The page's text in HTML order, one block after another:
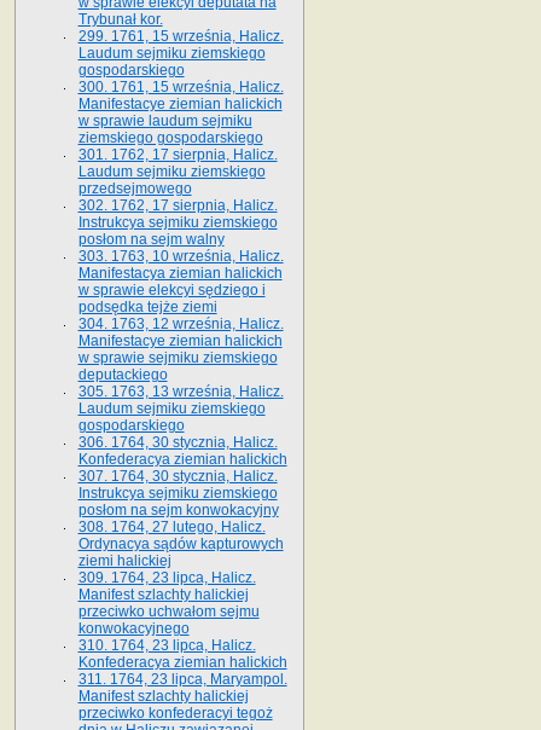
Trybunał kor.
299. 1761, 15 września, Halicz.
Laudum sejmiku ziemskiego
gospodarskiego
300. 1761, 15 września, Halicz.
Manifestacye ziemian halickich
w sprawie laudum sejmiku
ziemskiego gospodarskiego
301. 1762, 17 sierpnia, Halicz.
Laudum sejmiku ziemskiego
przedsejmowego
302. 1762, 17 sierpnia, Halicz.
Instrukcya sejmiku ziemskiego
posłom na sejm walny
303. 1763, 10 września, Halicz.
Manifestacya ziemian halickich
w sprawie elekcyi sędziego i
podsędka tejże ziemi
304. 1763, 12 września, Halicz.
Manifestacye ziemian halickich
w sprawie sejmiku ziemskiego
deputackiego
305. 1763, 13 września, Halicz.
Laudum sejmiku ziemskiego
gospodarskiego
306. 1764, 30 stycznia, Halicz.
Konfederacya ziemian halickich
307. 1764, 30 stycznia, Halicz.
Instrukcya sejmiku ziemskiego
posłom na sejm konwokacyjny
308. 1764, 27 lutego, Halicz.
Ordynacya sądów kapturowych
ziemi halickiej
309. 1764, 23 lipca, Halicz.
Manifest szlachty halickiej
przeciwko uchwałom sejmu
konwokacyjnego
310. 1764, 23 lipca, Halicz.
Konfederacya ziemian halickich
311. 1764, 23 lipca, Maryampol.
Manifest szlachty halickiej
przeciwko konfederacyi tegoż